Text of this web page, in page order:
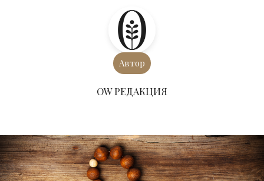
Автор
ОW РЕДАКЦИЯ